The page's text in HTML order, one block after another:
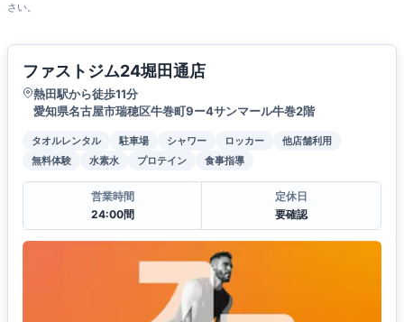
さい。
ファストジム24堀田通店
熱田駅から徒歩11分
愛知県名古屋市瑞穂区牛巻町9ー4サンマール牛巻2階
タオルレンタル 駐車場 シャワー ロッカー
他店舗利用
無料体験
水素水 プロテイン 食事指導
営業時間
24:00間
定休日
要確認